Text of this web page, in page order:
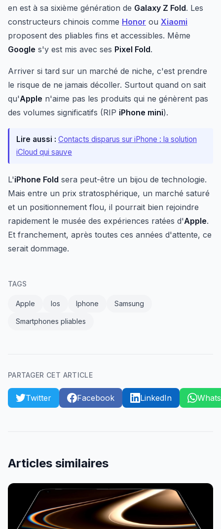
en est à sa sixième génération de Galaxy Z Fold. Les
constructeurs chinois comme Honor ou Xiaomi
proposent des pliables fins et accessibles. Même
Google s'y est mis avec ses Pixel Fold.
Arriver si tard sur un marché de niche, c'est prendre
le risque de ne jamais décoller. Surtout quand on sait
qu'Apple n'aime pas les produits qui ne génèrent pas
des volumes significatifs (RIP iPhone mini).
Lire aussi : Contacts disparus sur iPhone : la solution
iCloud qui sauve
L'iPhone Fold sera peut-être un bijou de technologie.
Mais entre un prix stratosphérique, un marché saturé
et un positionnement flou, il pourrait bien rejoindre
rapidement le musée des expériences ratées d'Apple.
Et franchement, après toutes ces années d'attente, ce
serait dommage.
TAGS
Apple Ios Iphone Samsung
Smartphones pliables
PARTAGER CET ARTICLE
Twitter Facebook LinkedIn
Articles similaires